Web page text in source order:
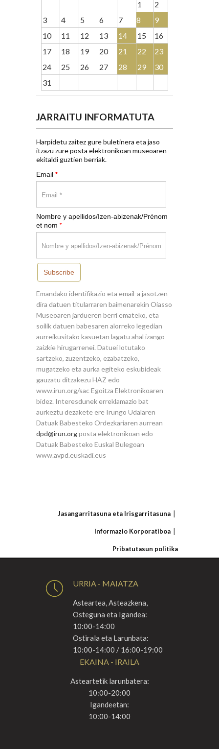
1
2
3
4 5 6 7 8
9
10
11 12 13 14 15
16
17
18 19 20 21 22
23
24
25 26 27 28 29
30
31
JARRAITU INFORMATUTA
Harpidetu zaitez gure buletinera eta jaso
itzazu zure posta elektronikoan museoaren
ekitaldi guztien berriak.
Email *
Nombre y apellidos/Izen-abizenak/Prénom
et nom *
Subscribe
Emandako identifikazio eta email-a jasotzen
dira datuen titularraren baimenarekin Oiasso
Museoaren jardueren berri emateko, eta
soilik datuen babesaren alorreko legedian
aurreikusitako kasuetan lagatu ahal izango
zaizkie hirugarrenei. Datuei lotutako
sartzeko, zuzentzeko, ezabatzeko,
mugatzeko eta aurka egiteko eskubideak
gauzatu ditzakezu HAZ edo
www.irun.org/sac Egoitza Elektronikoaren
bidez. Interesdunek erreklamazio bat
aurkeztu dezakete ere Irungo Udalaren
Datuak Babesteko Ordezkariaren aurrean
dpd@irun.orgposta elektronikoan edo
Datuak Babesteko Euskal Bulegoan
www.avpd.euskadi.eus
Jasangarritasuna eta Irisgarritasuna
Informazio Korporatiboa
Pribatutasun politika
URRIA - MAIATZA
Asteartea, Asteazkena,
Osteguna eta Igandea:
10:00-14:00
Ostirala eta Larunbata:
10:00-14:00 / 16:00-19:00
EKAINA - IRAILA
Asteartetik larunbatera:
10:00-20:00
Igandeetan:
10:00-14:00